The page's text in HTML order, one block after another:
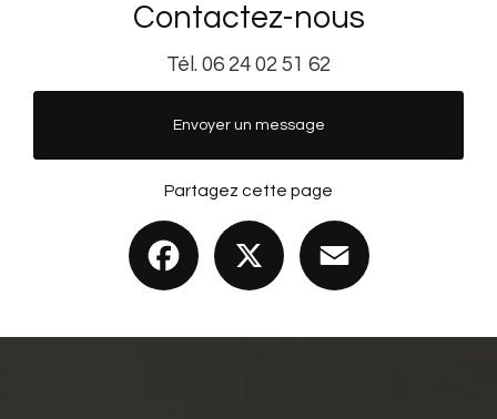
Contactez-nous
Tél. 06 24 02 51 62
Envoyer un message
Partagez cette page
Facebook